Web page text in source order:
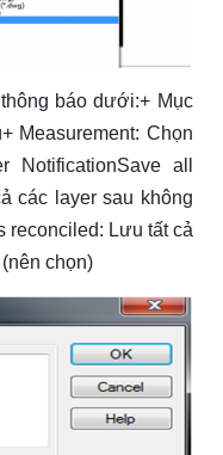
báo dưới:+ Mục
Measurement: Chọn
all
các layer sau không
reconciled: Lưu tất cả
chọn)